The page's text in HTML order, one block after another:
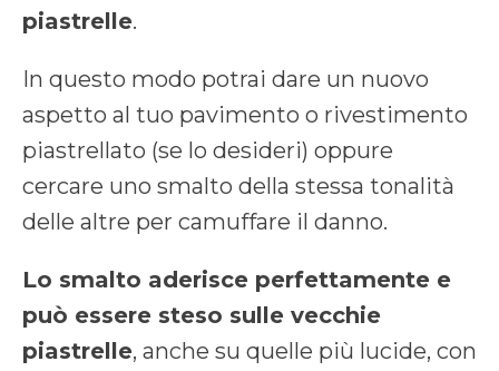
piastrelle.
In questo modo potrai dare un nuovo
aspetto al tuo pavimento o rivestimento
piastrellato (se lo desideri) oppure
cercare uno smalto della stessa tonalità
delle altre per camuffare il danno.
Lo smalto aderisce perfettamente e
può essere steso sulle vecchie
piastrelle, anche su quelle più lucide, con